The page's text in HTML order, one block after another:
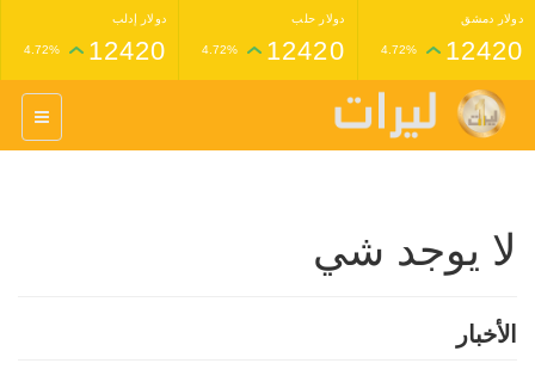
دولار دمشق
12420
4.72%
دولار حلب
12420
4.72%
دولار إدلب
12420
4.72%
غرام عيار 24 ذهب
1,398,000
4.33%
1,227,000
لا يوجد شي
الأخبار